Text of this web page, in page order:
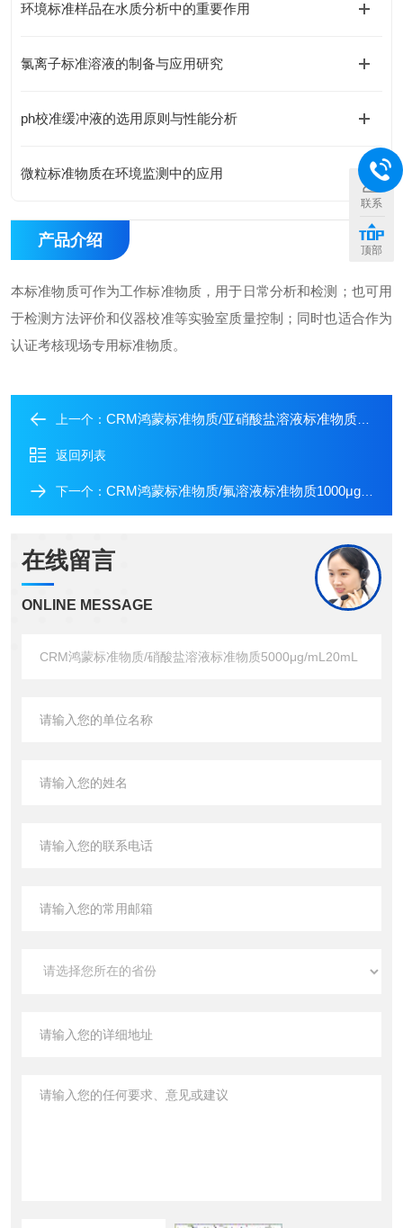
环境标准样品在水质分析中的重要作用
氯离子标准溶液的制备与应用研究
ph校准缓冲液的选用原则与性能分析
微粒标准物质在环境监测中的应用
产品介绍
本标准物质可作为工作标准物质，用于日常分析和检测；也可用
于检测方法评价和仪器校准等实验室质量控制；同时也适合作为
认证考核现场专用标准物质。
上一个： CRM鸿蒙标准物质/亚硝酸盐溶液标准物质165μg/mL500mL
返回列表
下一个： CRM鸿蒙标准物质/氟溶液标准物质1000μg/mL30mL
在线留言
ONLINE MESSAGE
联系
顶部